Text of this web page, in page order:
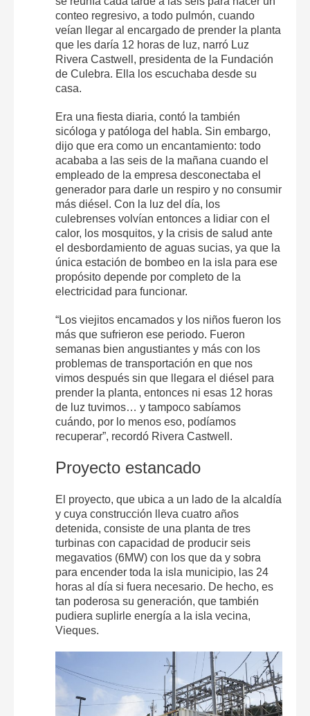
conteo regresivo, a todo pulmón, cuando
veían llegar al encargado de prender la planta
que les daría 12 horas de luz, narró Luz
Rivera Castwell, presidenta de la Fundación
de Culebra. Ella los escuchaba desde su
casa.
Era una fiesta diaria, contó la también
sicóloga y patóloga del habla. Sin embargo,
dijo que era como un encantamiento: todo
acababa a las seis de la mañana cuando el
empleado de la empresa desconectaba el
generador para darle un respiro y no consumir
más diésel. Con la luz del día, los
culebrenses volvían entonces a lidiar con el
calor, los mosquitos, y la crisis de salud ante
el desbordamiento de aguas sucias, ya que la
única estación de bombeo en la isla para ese
propósito depende por completo de la
electricidad para funcionar.
“Los viejitos encamados y los niños fueron los
más que sufrieron ese periodo. Fueron
semanas bien angustiantes y más con los
problemas de transportación en que nos
vimos después sin que llegara el diésel para
prender la planta, entonces ni esas 12 horas
de luz tuvimos… y tampoco sabíamos
cuándo, por lo menos eso, podíamos
recuperar”, recordó Rivera Castwell.
Proyecto estancado
El proyecto, que ubica a un lado de la alcaldía
y cuya construcción lleva cuatro años
detenida, consiste de una planta de tres
turbinas con capacidad de producir seis
megavatios (6MW) con los que da y sobra
para encender toda la isla municipio, las 24
horas al día si fuera necesario. De hecho, es
tan poderosa su generación, que también
pudiera suplirle energía a la isla vecina,
Vieques.